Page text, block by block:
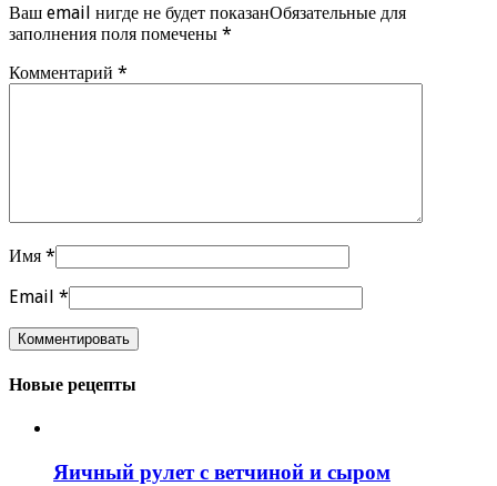
Ваш email нигде не будет показанОбязательные для
заполнения поля помечены *
Комментарий *
Имя *
Email *
Новые рецепты
Яичный рулет с ветчиной и сыром